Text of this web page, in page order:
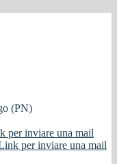
(PN)
per inviare una mail
per inviare una mail